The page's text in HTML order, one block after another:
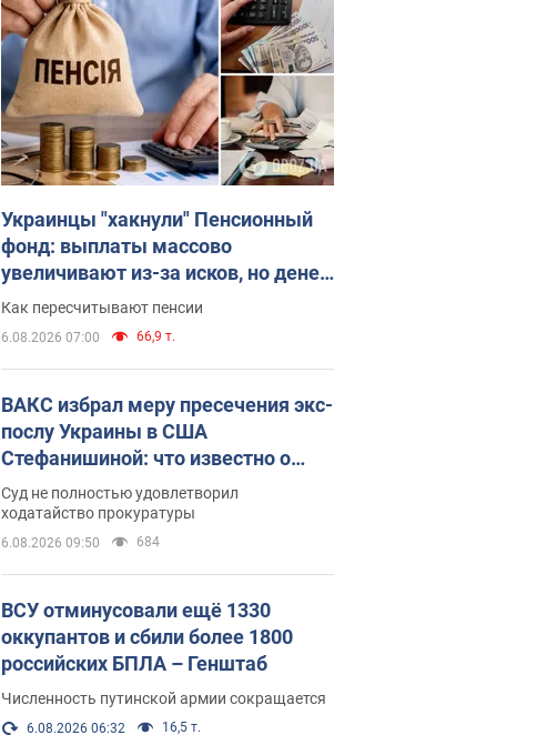
Украинцы "хакнули" Пенсионный
фонд: выплаты массово
увеличивают из-за исков, но денег
не хватает
Как пересчитывают пенсии
6.08.2026 07:00 66,9 т.
ВАКС избрал меру пресечения экс-
послу Украины в США
Стефанишиной: что известно о
деле
Суд не полностью удовлетворил
ходатайство прокуратуры
6.08.2026 09:50 684
ВСУ отминусовали ещё 1330
оккупантов и сбили более 1800
российских БПЛА – Генштаб
Численность путинской армии сокращается
6.08.2026 06:32 16,5 т.